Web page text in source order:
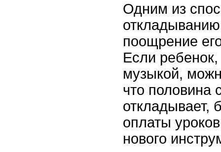
Одним из
поощрение
Если
музыкой,
что половина
откладывает,
оплаты
нового